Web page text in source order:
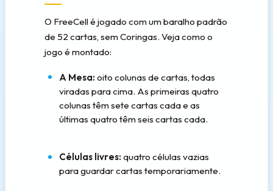
O FreeCell é jogado com um baralho padrão
de 52 cartas, sem Coringas. Veja como o
jogo é montado:
A Mesa: oito colunas de cartas, todas
viradas para cima. As primeiras quatro
colunas têm sete cartas cada e as
últimas quatro têm seis cartas cada.
Células livres: quatro células vazias
para guardar cartas temporariamente.